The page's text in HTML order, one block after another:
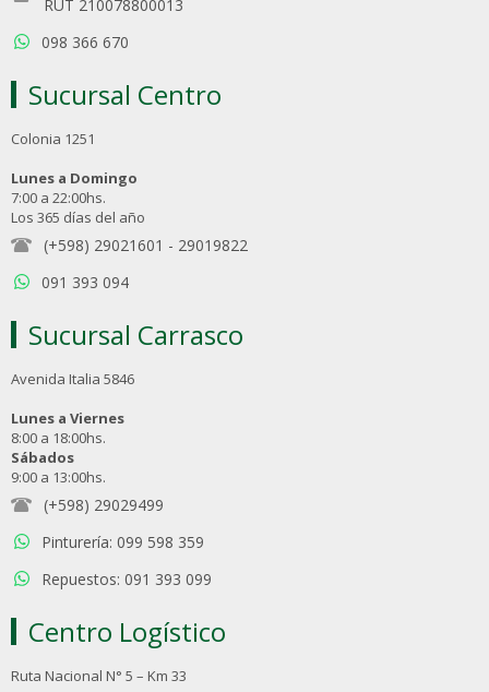
RUT 210078800013
098 366 670
Sucursal Centro
Colonia 1251
Lunes a Domingo
7:00 a 22:00hs.
Los 365 días del año
(+598) 29021601 - 29019822
091 393 094
Sucursal Carrasco
Avenida Italia 5846
Lunes a Viernes
8:00 a 18:00hs.
Sábados
9:00 a 13:00hs.
(+598) 29029499
Pinturería: 099 598 359
Repuestos: 091 393 099
Centro Logístico
Ruta Nacional N° 5 – Km 33